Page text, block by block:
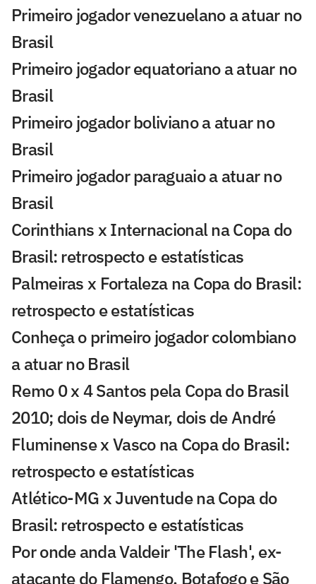
Primeiro jogador venezuelano a atuar no
Brasil
Primeiro jogador equatoriano a atuar no
Brasil
Primeiro jogador boliviano a atuar no
Brasil
Primeiro jogador paraguaio a atuar no
Brasil
Corinthians x Internacional na Copa do
Brasil: retrospecto e estatísticas
Palmeiras x Fortaleza na Copa do Brasil:
retrospecto e estatísticas
Conheça o primeiro jogador colombiano
a atuar no Brasil
Remo 0 x 4 Santos pela Copa do Brasil
2010; dois de Neymar, dois de André
Fluminense x Vasco na Copa do Brasil:
retrospecto e estatísticas
Atlético-MG x Juventude na Copa do
Brasil: retrospecto e estatísticas
Por onde anda Valdeir 'The Flash', ex-
atacante do Flamengo, Botafogo e São